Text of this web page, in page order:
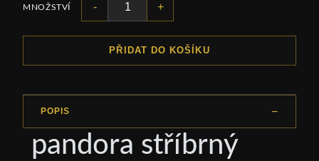
MNOŽSTVÍ - +
PŘIDAT DO KOŠÍKU
POPIS
pandora stříbrný